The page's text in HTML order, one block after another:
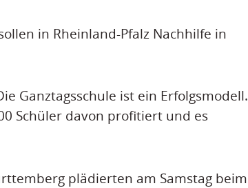
in Rheinland-Pfalz Nachhilfe in
Ganztagsschule ist ein Erfolgsmodell.
Schüler davon profitiert und es
plädierten am Samstag beim